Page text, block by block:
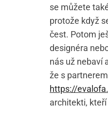
se můžete
protože když
čest. Potom
designéra
nás už nebaví
že s
https://
architekti,